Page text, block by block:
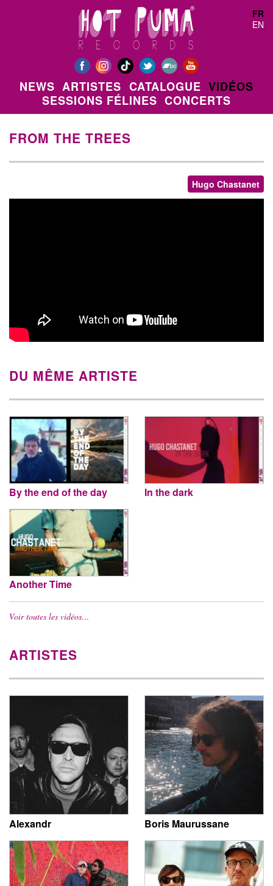
FR
EN
NEWS ARTISTES CATALOGUE VIDÉOS
SESSIONS FÉLINES CONCERTS
FROM THE TREES
Hugo Chastanet
DU MÊME ARTISTE
By the end of the day In the dark
Another Time
Voir toutes les vidéos…
ARTISTES
Alexandr Boris Maurussane